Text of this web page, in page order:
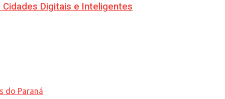
Digitais e Inteligentes